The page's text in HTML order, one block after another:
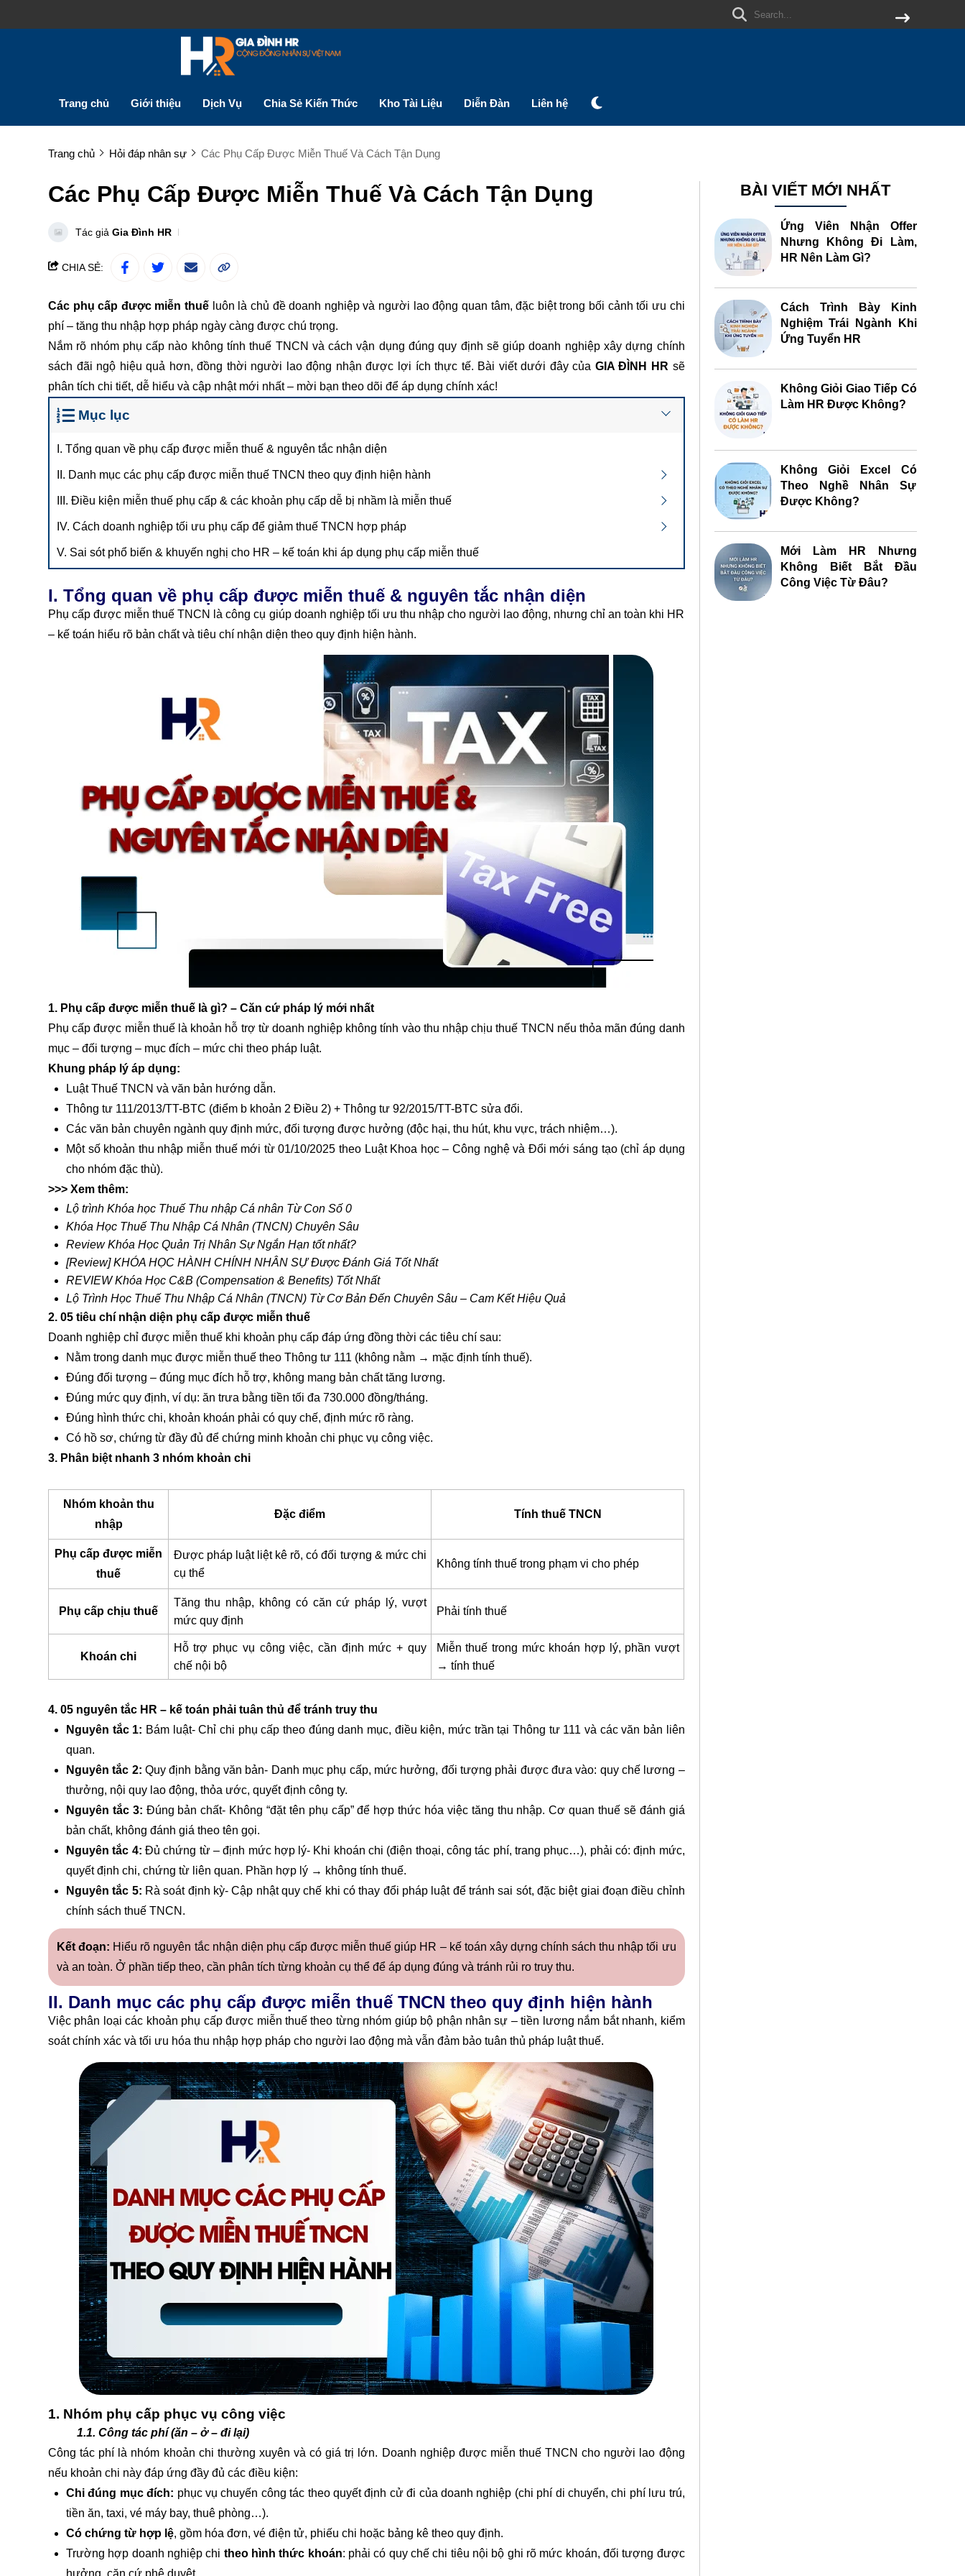
Trang chủ Giới thiệu Dịch Vụ Chia Sẻ Kiến Thức Kho Tài Liệu Diễn Đàn Liên hệ
Trang chủ Hỏi đáp nhân sự Các Phụ Cấp Được Miễn Thuế Và Cách Tận Dụng
Các Phụ Cấp Được Miễn Thuế Và Cách Tận Dụng
Tác giả Gia Đình HR
CHIA SẺ:
Các phụ cấp được miễn thuế luôn là chủ đề doanh nghiệp và người lao động quan tâm, đặc biệt trong bối cảnh tối ưu chi
phí – tăng thu nhập hợp pháp ngày càng được chú trọng.
Nắm rõ nhóm phụ cấp nào không tính thuế TNCN và cách vận dụng đúng quy định sẽ giúp doanh nghiệp xây dựng chính
sách đãi ngộ hiệu quả hơn, đồng thời người lao động nhận được lợi ích thực tế. Bài viết dưới đây của GIA ĐÌNH HR sẽ
phân tích chi tiết, dễ hiểu và cập nhật mới nhất – mời bạn theo dõi để áp dụng chính xác!
Mục lục
I. Tổng quan về phụ cấp được miễn thuế & nguyên tắc nhận diện
II. Danh mục các phụ cấp được miễn thuế TNCN theo quy định hiện hành
III. Điều kiện miễn thuế phụ cấp & các khoản phụ cấp dễ bị nhầm là miễn thuế
IV. Cách doanh nghiệp tối ưu phụ cấp để giảm thuế TNCN hợp pháp
V. Sai sót phổ biến & khuyến nghị cho HR – kế toán khi áp dụng phụ cấp miễn thuế
I. Tổng quan về phụ cấp được miễn thuế & nguyên tắc nhận diện
Phụ cấp được miễn thuế TNCN là công cụ giúp doanh nghiệp tối ưu thu nhập cho người lao động, nhưng chỉ an toàn khi HR
– kế toán hiểu rõ bản chất và tiêu chí nhận diện theo quy định hiện hành.
1. Phụ cấp được miễn thuế là gì? – Căn cứ pháp lý mới nhất
Phụ cấp được miễn thuế là khoản hỗ trợ từ doanh nghiệp không tính vào thu nhập chịu thuế TNCN nếu thỏa mãn đúng danh
mục – đối tượng – mục đích – mức chi theo pháp luật.
Khung pháp lý áp dụng:
Luật Thuế TNCN và văn bản hướng dẫn.
Thông tư 111/2013/TT-BTC (điểm b khoản 2 Điều 2) + Thông tư 92/2015/TT-BTC sửa đổi.
Các văn bản chuyên ngành quy định mức, đối tượng được hưởng (độc hại, thu hút, khu vực, trách nhiệm…).
Một số khoản thu nhập miễn thuế mới từ 01/10/2025 theo Luật Khoa học – Công nghệ và Đổi mới sáng tạo (chỉ áp dụng
cho nhóm đặc thù).
>>> Xem thêm:
Lộ trình Khóa học Thuế Thu nhập Cá nhân Từ Con Số 0
Khóa Học Thuế Thu Nhập Cá Nhân (TNCN) Chuyên Sâu
Review Khóa Học Quản Trị Nhân Sự Ngắn Hạn tốt nhất?
[Review] KHÓA HỌC HÀNH CHÍNH NHÂN SỰ Được Đánh Giá Tốt Nhất
REVIEW Khóa Học C&B (Compensation & Benefits) Tốt Nhất
Lộ Trình Học Thuế Thu Nhập Cá Nhân (TNCN) Từ Cơ Bản Đến Chuyên Sâu – Cam Kết Hiệu Quả
2. 05 tiêu chí nhận diện phụ cấp được miễn thuế
Doanh nghiệp chỉ được miễn thuế khi khoản phụ cấp đáp ứng đồng thời các tiêu chí sau:
Nằm trong danh mục được miễn thuế theo Thông tư 111 (không nằm → mặc định tính thuế).
Đúng đối tượng – đúng mục đích hỗ trợ, không mang bản chất tăng lương.
Đúng mức quy định, ví dụ: ăn trưa bằng tiền tối đa 730.000 đồng/tháng.
Đúng hình thức chi, khoản khoán phải có quy chế, định mức rõ ràng.
Có hồ sơ, chứng từ đầy đủ để chứng minh khoản chi phục vụ công việc.
3. Phân biệt nhanh 3 nhóm khoản chi
Nhóm khoản thu
nhập
Đặc điểm Tính thuế TNCN
Phụ cấp được miễn
thuế
Được pháp luật liệt kê rõ, có đối tượng & mức chi
cụ thể
Không tính thuế trong phạm vi cho phép
Phụ cấp chịu thuế
Tăng thu nhập, không có căn cứ pháp lý, vượt
mức quy định
Phải tính thuế
Khoán chi
Hỗ trợ phục vụ công việc, cần định mức + quy
chế nội bộ
Miễn thuế trong mức khoán hợp lý, phần vượt
→ tính thuế
4. 05 nguyên tắc HR – kế toán phải tuân thủ để tránh truy thu
Nguyên tắc 1: Bám luật- Chỉ chi phụ cấp theo đúng danh mục, điều kiện, mức trần tại Thông tư 111 và các văn bản liên
quan.
Nguyên tắc 2: Quy định bằng văn bản- Danh mục phụ cấp, mức hưởng, đối tượng phải được đưa vào: quy chế lương –
thưởng, nội quy lao động, thỏa ước, quyết định công ty.
Nguyên tắc 3: Đúng bản chất- Không “đặt tên phụ cấp” để hợp thức hóa việc tăng thu nhập. Cơ quan thuế sẽ đánh giá
bản chất, không đánh giá theo tên gọi.
Nguyên tắc 4: Đủ chứng từ – định mức hợp lý- Khi khoán chi (điện thoại, công tác phí, trang phục…), phải có: định mức,
quyết định chi, chứng từ liên quan. Phần hợp lý → không tính thuế.
Nguyên tắc 5: Rà soát định kỳ- Cập nhật quy chế khi có thay đổi pháp luật để tránh sai sót, đặc biệt giai đoạn điều chỉnh
chính sách thuế TNCN.
Kết đoạn: Hiểu rõ nguyên tắc nhận diện phụ cấp được miễn thuế giúp HR – kế toán xây dựng chính sách thu nhập tối ưu
và an toàn. Ở phần tiếp theo, cần phân tích từng khoản cụ thể để áp dụng đúng và tránh rủi ro truy thu.
II. Danh mục các phụ cấp được miễn thuế TNCN theo quy định hiện hành
Việc phân loại các khoản phụ cấp được miễn thuế theo từng nhóm giúp bộ phận nhân sự – tiền lương nắm bắt nhanh, kiểm
soát chính xác và tối ưu hóa thu nhập hợp pháp cho người lao động mà vẫn đảm bảo tuân thủ pháp luật thuế.
1. Nhóm phụ cấp phục vụ công việc
1.1. Công tác phí (ăn – ở – đi lại)
Công tác phí là nhóm khoản chi thường xuyên và có giá trị lớn. Doanh nghiệp được miễn thuế TNCN cho người lao động
nếu khoản chi này đáp ứng đầy đủ các điều kiện:
Chi đúng mục đích: phục vụ chuyến công tác theo quyết định cử đi của doanh nghiệp (chi phí di chuyển, chi phí lưu trú,
tiền ăn, taxi, vé máy bay, thuê phòng…).
Có chứng từ hợp lệ, gồm hóa đơn, vé điện tử, phiếu chi hoặc bảng kê theo quy định.
Trường hợp doanh nghiệp chi theo hình thức khoán: phải có quy chế chi tiêu nội bộ ghi rõ mức khoán, đối tượng được
BÀI VIẾT MỚI NHẤT
Ứng Viên Nhận Offer
Nhưng Không Đi Làm,
HR Nên Làm Gì?
Cách Trình Bày Kinh
Nghiệm Trái Ngành Khi
Ứng Tuyển HR
Không Giỏi Giao Tiếp Có
Làm HR Được Không?
Không Giỏi Excel Có
Theo Nghề Nhân Sự
Được Không?
Mới Làm HR Nhưng
Không Biết Bắt Đầu
Công Việc Từ Đâu?